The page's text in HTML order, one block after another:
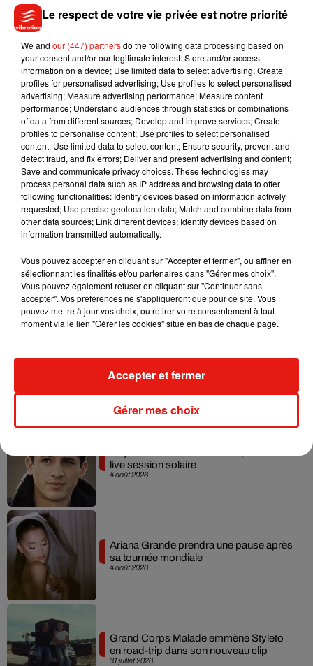
Les militants souhaitaient ainsi dénoncer l’exploitation
animale. Les deux associations antispécistes sont contre
l’abattage qu’ils qualifient d’assassinat. D’autres actions
sont organisées tout au long de l’année, pour afficher ces
revendications.
Musique
5 août 2026
Benny Blanco invite Selena Gomez et
Becky G sur son nouveau single
4 août 2026
live session solaire
4 août 2026
Ariana Grande prendra une pause après
sa tournée mondiale
31 juillet 2026
Grand Corps Malade emmène Styleto
en road-trip dans son nouveau clip
Le respect de votre vie privée est notre priorité
We and our (447) partnersdo the following data processing based on
your consent and/or our legitimate interest: Store and/or access
information on a device; Use limited data to select advertising; Create
profiles for personalised advertising; Use profiles to select personalised
advertising; Measure advertising performance; Measure content
performance; Understand audiences through statistics or combinations
of data from different sources; Develop and improve services; Create
profiles to personalise content; Use profiles to select personalised
content; Use limited data to select content; Ensure security, prevent and
detect fraud, and fix errors; Deliver and present advertising and content;
Save and communicate privacy choices. These technologies may
process personal data such as IP address and browsing data to offer
following functionalities: Identify devices based on information actively
requested; Use precise geolocation data; Match and combine data from
other data sources; Link different devices; Identify devices based on
information transmitted automatically.
Vous pouvez accepter en cliquant sur "Accepter et fermer", ou affiner en
sélectionnant les finalités et/ou partenaires dans "Gérer mes choix".
Vous pouvez également refuser en cliquant sur "Continuer sans
accepter". Vos préférences ne s'appliqueront que pour ce site. Vous
pouvez mettre à jour vos choix, ou retirer votre consentement à tout
moment via le lien "Gérer les cookies" situé en bas de chaque page.
Gérer mes choix
Accepter et fermer